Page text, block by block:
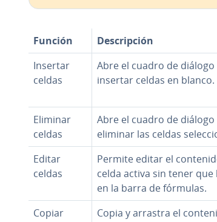
Función De­s­cri­p­ción
Insertar
celdas
Abre el cuadro de diálogo
insertar celdas en blanco.
Eliminar
celdas
Abre el cuadro de diálogo
eliminar las celdas
Editar
celdas
Permite editar el
celda activa sin tener que
en la barra de fórmulas.
Copiar
Copia y arrastra el